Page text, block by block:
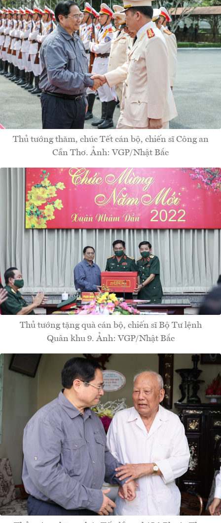
Thủ tướng thăm, chúc Tết cán bộ, chiến sĩ Công an
Cần Thơ. Ảnh: VGP/Nhật Bắc
Thủ tướng tặng quà cán bộ, chiến sĩ Bộ Tư lệnh
Quân khu 9. Ảnh: VGP/Nhật Bắc